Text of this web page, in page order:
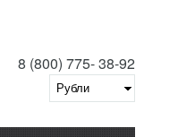
8 (800) 775- 38-92